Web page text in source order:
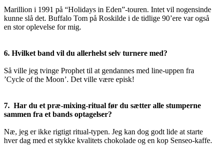
Marillion i 1991 på “Holidays in Eden”-touren. Intet vil nogensinde
kunne slå det. Buffalo Tom på Roskilde i de tidlige 90’ere var også
en stor oplevelse for mig.
6. Hvilket band vil du allerhelst selv turnere med?
Så ville jeg tvinge Prophet til at gendannes med line-uppen fra
’Cycle of the Moon’. Det ville være episk!
7. Har du et præ-mixing-ritual før du sætter alle stumperne
sammen fra et bands optagelser?
Næ, jeg er ikke rigtigt ritual-typen. Jeg kan dog godt lide at starte
hver dag med et stykke kvalitets chokolade og en kop Senseo-kaffe.